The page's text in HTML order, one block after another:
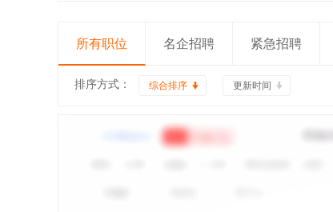
所有职位 名企招聘 紧急招聘
排序方式： 综合排序 更新时间